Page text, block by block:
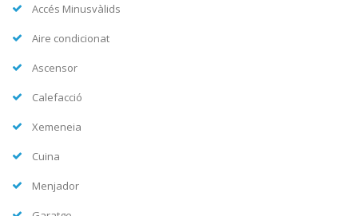
Accés Minusvàlids
Aire condicionat
Ascensor
Calefacció
Xemeneia
Cuina
Menjador